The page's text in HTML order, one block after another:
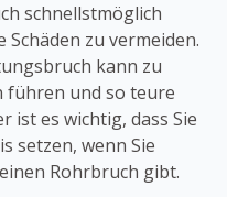
schnellstmöglich
zu vermeiden.
kann zu
führen und so teure
ist es wichtig, dass Sie
setzen, wenn Sie
Rohrbruch gibt.